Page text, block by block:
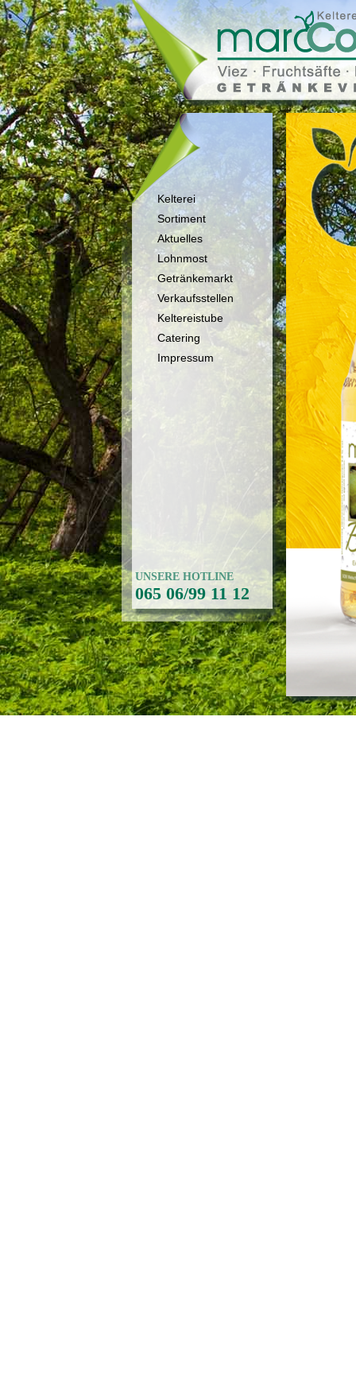
Kelterei
Sortiment
Aktuelles
Lohnmost
Getränkemarkt
Verkaufsstellen
Keltereistube
Catering
Impressum
UNSERE HOTLINE
065 06/99 11 12